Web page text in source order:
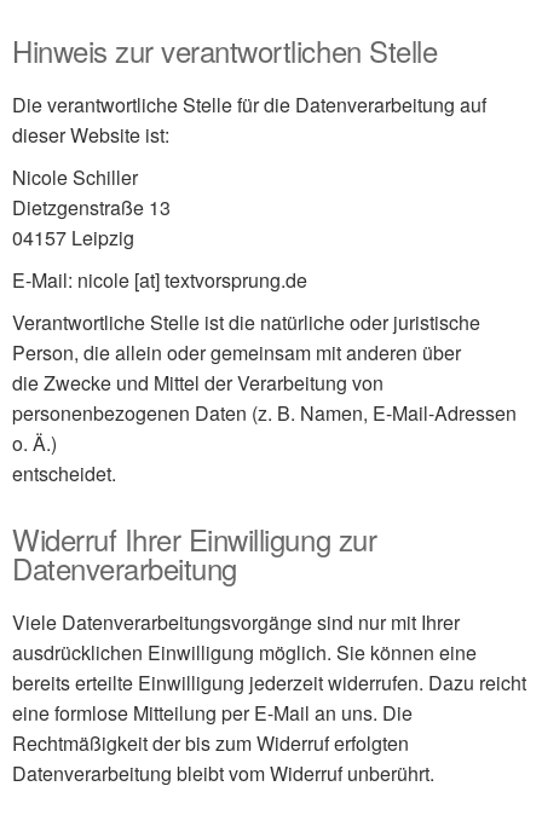
Hinweis zur verantwortlichen Stelle
Die verantwortliche Stelle für die Datenverarbeitung auf
dieser Website ist:
Nicole Schiller
Dietzgenstraße 13
04157 Leipzig
E-Mail: nicole [at] textvorsprung.de
Verantwortliche Stelle ist die natürliche oder juristische
Person, die allein oder gemeinsam mit anderen über
die Zwecke und Mittel der Verarbeitung von
personenbezogenen Daten (z. B. Namen, E-Mail-Adressen
o. Ä.)
entscheidet.
Widerruf Ihrer Einwilligung zur
Datenverarbeitung
Viele Datenverarbeitungsvorgänge sind nur mit Ihrer
ausdrücklichen Einwilligung möglich. Sie können eine
bereits erteilte Einwilligung jederzeit widerrufen. Dazu reicht
eine formlose Mitteilung per E-Mail an uns. Die
Rechtmäßigkeit der bis zum Widerruf erfolgten
Datenverarbeitung bleibt vom Widerruf unberührt.